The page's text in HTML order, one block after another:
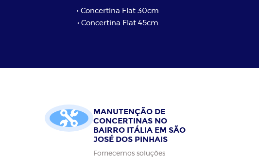
• Concertina Flat 30cm
• Concertina Flat 45cm
MANUTENÇÃO DE
CONCERTINAS NO
BAIRRO ITÁLIA EM SÃO
JOSÉ DOS PINHAIS
Fornecemos soluções